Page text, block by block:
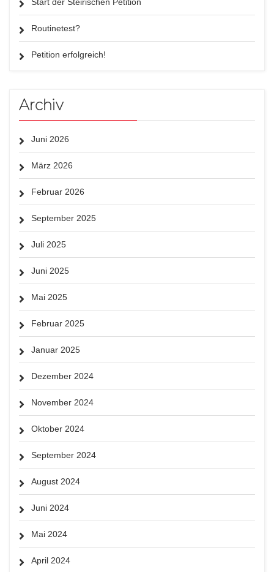
Start der Steirischen Petition
Routinetest?
Petition erfolgreich!
Archiv
Juni 2026
März 2026
Februar 2026
September 2025
Juli 2025
Juni 2025
Mai 2025
Februar 2025
Januar 2025
Dezember 2024
November 2024
Oktober 2024
September 2024
August 2024
Juni 2024
Mai 2024
April 2024